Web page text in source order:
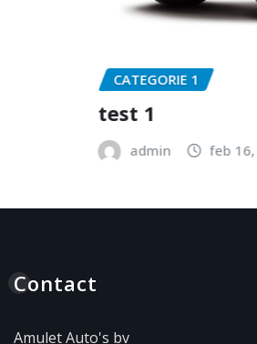
CATEGORIE 1
feb 16, 2026
Contact
Amulet Auto's bv